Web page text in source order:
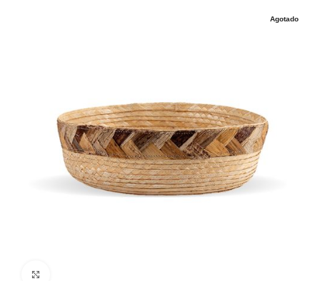
Agotado